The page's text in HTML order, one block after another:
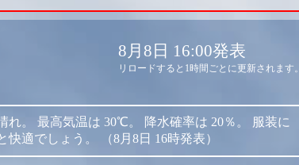
8月8日 16:00発表
リロードすると1時間ごとに更新されます。
れ。 最高気温は 30℃。 降水確率は 20％。
服装に
快適でしょう。 （8月8日 16時発表）